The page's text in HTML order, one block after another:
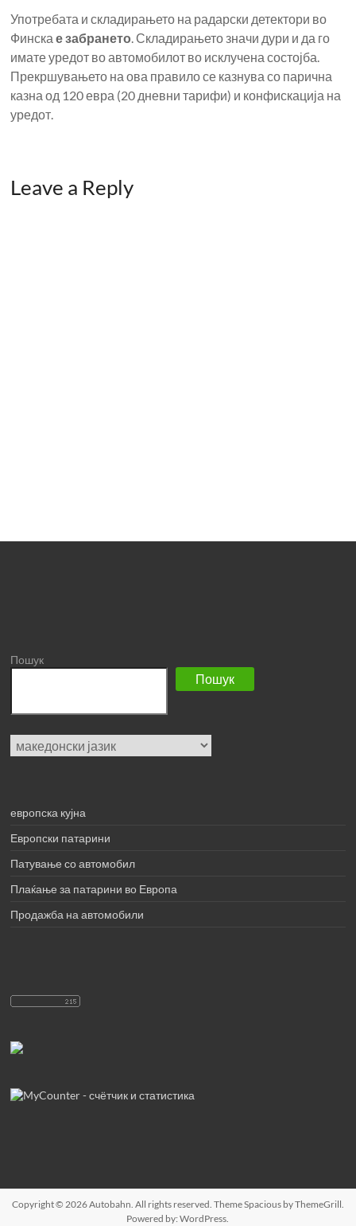
Употребата и складирањето на радарски детектори во
Финскае забрането. Складирањето значи дури и да го
имате уредот во автомобилот во исклучена состојба.
Прекршувањето на ова правило се казнува со парична
казна од 120 евра (20 дневни тарифи) и конфискација на
уредот.
Leave a Reply
Пошук
Пошук
Choose
a
европска кујна
Европски патарини
Патување со автомобил
Плаќање за патарини во Европа
Продажба на автомобили
Copyright © 2026Autobahn. All rights reserved. ThemeSpaciousby ThemeGrill.
Powered by:WordPress.